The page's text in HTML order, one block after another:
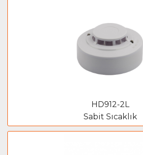
HD912-2L
Sabit Sıcaklık